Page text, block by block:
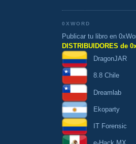
0XWORD
Publicar tu libro en
DISTRIBUIDORES de
DragonJAR
8.8 Chile
Dreamlab
Ekoparty
IT Forensic